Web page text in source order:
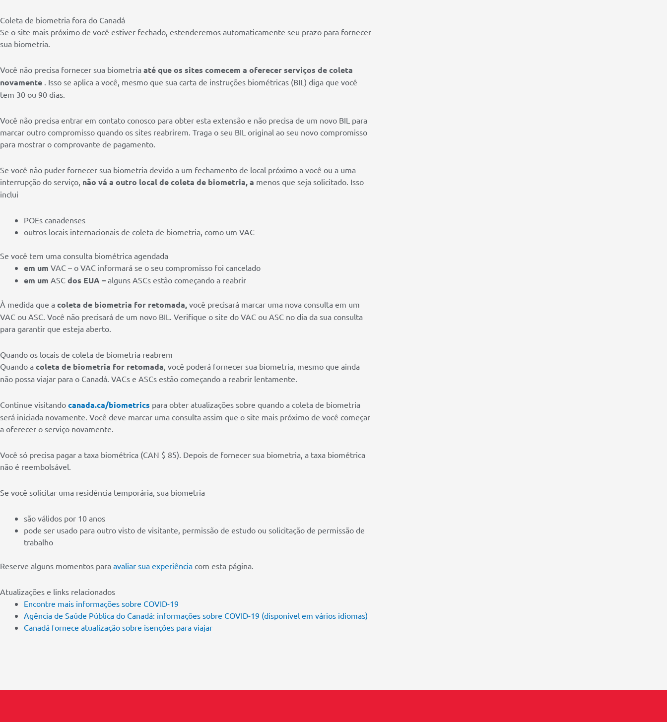
Coleta de biometria fora do Canadá
Se o site mais próximo de você estiver fechado, estenderemos automaticamente seu prazo para fornecer
sua biometria.
Você não precisa fornecer sua biometria até que os sites comecem a oferecer serviços de coleta
novamente . Isso se aplica a você, mesmo que sua carta de instruções biométricas (BIL) diga que você
tem 30 ou 90 dias.
Você não precisa entrar em contato conosco para obter esta extensão e não precisa de um novo BIL para
marcar outro compromisso quando os sites reabrirem. Traga o seu BIL original ao seu novo compromisso
para mostrar o comprovante de pagamento.
Se você não puder fornecer sua biometria devido a um fechamento de local próximo a você ou a uma
interrupção do serviço, não vá a outro local de coleta de biometria, a menos que seja solicitado. Isso
inclui
POEs canadenses
outros locais internacionais de coleta de biometria, como um VAC
Se você tem uma consulta biométrica agendada
em um VAC – o VAC informará se o seu compromisso foi cancelado
em um ASC dos EUA – alguns ASCs estão começando a reabrir
À medida que a coleta de biometria for retomada, você precisará marcar uma nova consulta em um
VAC ou ASC. Você não precisará de um novo BIL. Verifique o site do VAC ou ASC no dia da sua consulta
para garantir que esteja aberto.
Quando os locais de coleta de biometria reabrem
Quando a coleta de biometria for retomada , você poderá fornecer sua biometria, mesmo que ainda
não possa viajar para o Canadá. VACs e ASCs estão começando a reabrir lentamente.
Continue visitando canada.ca/biometrics para obter atualizações sobre quando a coleta de biometria
será iniciada novamente. Você deve marcar uma consulta assim que o site mais próximo de você começar
a oferecer o serviço novamente.
Você só precisa pagar a taxa biométrica (CAN $ 85). Depois de fornecer sua biometria, a taxa biométrica
não é reembolsável.
Se você solicitar uma residência temporária, sua biometria
são válidos por 10 anos
pode ser usado para outro visto de visitante, permissão de estudo ou solicitação de permissão de
trabalho
Reserve alguns momentos para avaliar sua experiência com esta página.
Atualizações e links relacionados
Encontre mais informações sobre COVID-19
Agência de Saúde Pública do Canadá: informações sobre COVID-19 (disponível em vários idiomas)
Canadá fornece atualização sobre isenções para viajar